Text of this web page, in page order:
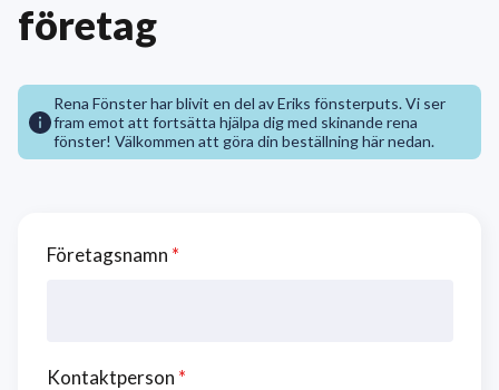
företag
Rena Fönster har blivit en del av Eriks fönsterputs. Vi ser
fram emot att fortsätta hjälpa dig med skinande rena
fönster! Välkommen att göra din beställning här nedan.
Företagsnamn *
Kontaktperson *